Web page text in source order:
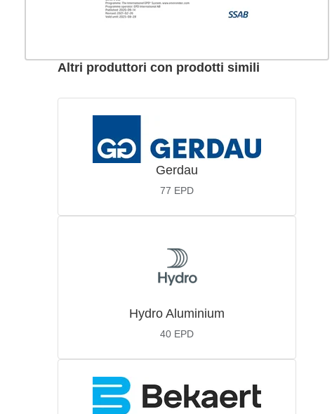
Altri produttori con prodotti simili
Gerdau
77 EPD
Hydro Aluminium
40 EPD